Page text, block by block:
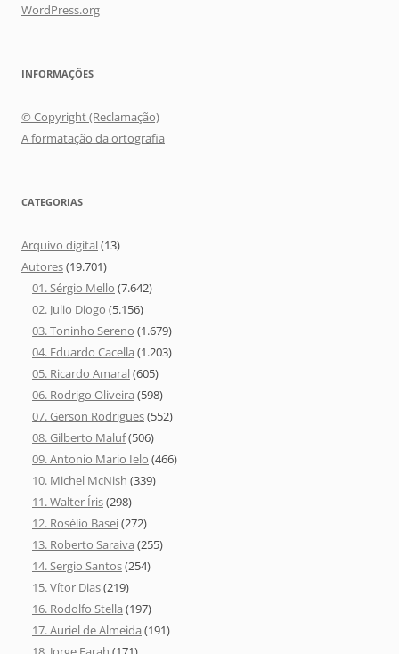
WordPress.org
INFORMAÇÕES
© Copyright (Reclamação)
A formatação da ortografia
CATEGORIAS
Arquivo digital(13)
Autores(19.701)
01. Sérgio Mello (7.642)
02. Julio Diogo (5.156)
03. Toninho Sereno (1.679)
04. Eduardo Cacella (1.203)
05. Ricardo Amaral(605)
06. Rodrigo Oliveira (598)
07. Gerson Rodrigues(552)
08. Gilberto Maluf(506)
09. Antonio Mario Ielo (466)
10. Michel McNish (339)
11. Walter Íris(298)
12. Rosélio Basei(272)
13. Roberto Saraiva (255)
14. Sergio Santos(254)
15. Vítor Dias(219)
16. Rodolfo Stella (197)
17. Auriel de Almeida (191)